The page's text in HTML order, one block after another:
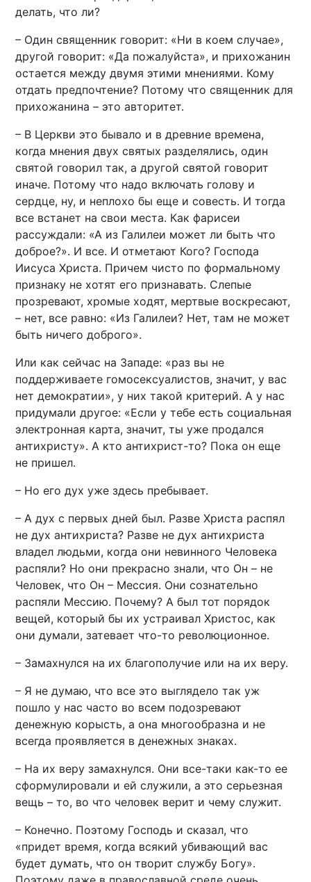
делать, что ли?
– Один священник говорит: «Ни в коем случае»,
другой говорит: «Да пожалуйста», и прихожанин
остается между двумя этими мнениями. Кому
отдать предпочтение? Потому что священник для
прихожанина – это авторитет.
– В Церкви это бывало и в древние времена,
когда мнения двух святых разделялись, один
святой говорил так, а другой святой говорит
иначе. Потому что надо включать голову и
сердце, ну, и неплохо бы еще и совесть. И тогда
все встанет на свои места. Как фарисеи
рассуждали: «А из Галилеи может ли быть что
доброе?». И все. И отметают Кого? Господа
Иисуса Христа. Причем чисто по формальному
признаку не хотят его признавать. Слепые
прозревают, хромые ходят, мертвые воскресают,
– нет, все равно: «Из Галилеи? Нет, там не может
быть ничего доброго».
Или как сейчас на Западе: «раз вы не
поддерживаете гомосексуалистов, значит, у вас
нет демократии», у них такой критерий. А у нас
придумали другое: «Если у тебе есть социальная
электронная карта, значит, ты уже продался
антихристу». А кто антихрист-то? Пока он еще
не пришел.
– Но его дух уже здесь пребывает.
– А дух с первых дней был. Разве Христа распял
не дух антихриста? Разве не дух антихриста
владел людьми, когда они невинного Человека
распяли? Но они прекрасно знали, что Он – не
Человек, что Он – Мессия. Они сознательно
распяли Мессию. Почему? А был тот порядок
вещей, который бы их устраивал Христос, как
они думали, затевает что-то революционное.
– Замахнулся на их благополучие или на их веру.
– Я не думаю, что все это выглядело так уж
пошло у нас часто во всем подозревают
денежную корысть, а она многообразна и не
всегда проявляется в денежных знаках.
– На их веру замахнулся. Они все-таки как-то ее
сформулировали и ей служили, а это серьезная
вещь – то, во что человек верит и чему служит.
– Конечно. Поэтому Господь и сказал, что
«придет время, когда всякий убивающий вас
будет думать, что он творит службу Богу».